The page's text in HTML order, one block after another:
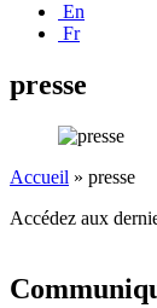
En
Fr
presse
Accueil » presse
Accédez aux